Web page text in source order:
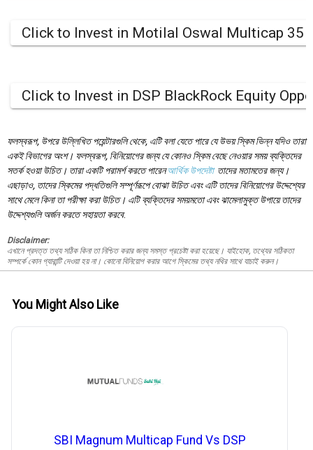
Click to Invest in Motilal Oswal Multicap 35
Click to Invest in DSP BlackRock Equity
ফলস্বরূপ, উপরে উল্লিখিত পয়েন্টারগুলি থেকে, এটি বলা যেতে পারে যে উভয় স্কিম ভিন্ন যদিও তারা
একই বিভাগের অংশ। ফলস্বরূপ, বিনিয়োগের জন্য যে কোনও স্কিম বেছে নেওয়ার সময় ব্যক্তিদের
সতর্ক হওয়া উচিত। তারা একটি পরামর্শ করতে পারেন আর্থিক উপদেষ্টা তাদের মতামতের জন্য।
এছাড়াও, তাদের স্কিমের পদ্ধতিগুলি সম্পূর্ণরূপে বোঝা উচিত এবং এটি তাদের বিনিয়োগের উদ্দেশ্যের
সাথে মেলে কিনা তা পরীক্ষা করা উচিত। এটি ব্যক্তিদের সময়মতো এবং ঝামেলামুক্ত উপায়ে তাদের
উদ্দেশ্যগুলি অর্জন করতে সহায়তা করবে.
Disclaimer:
এখানে প্রদত্ত তথ্য সঠিক কিনা তা নিশ্চিত করার জন্য সমস্ত প্রচেষ্টা করা হয়েছে। যাইহোক, তথ্যের সঠিকতা
সম্পর্কে কোন গ্যারান্টি দেওয়া হয় না। কোনো বিনিয়োগ করার আগে স্কিমের তথ্য নথির সাথে যাচাই করুন।
You Might Also Like
SBI Magnum Multicap Fund Vs DSP